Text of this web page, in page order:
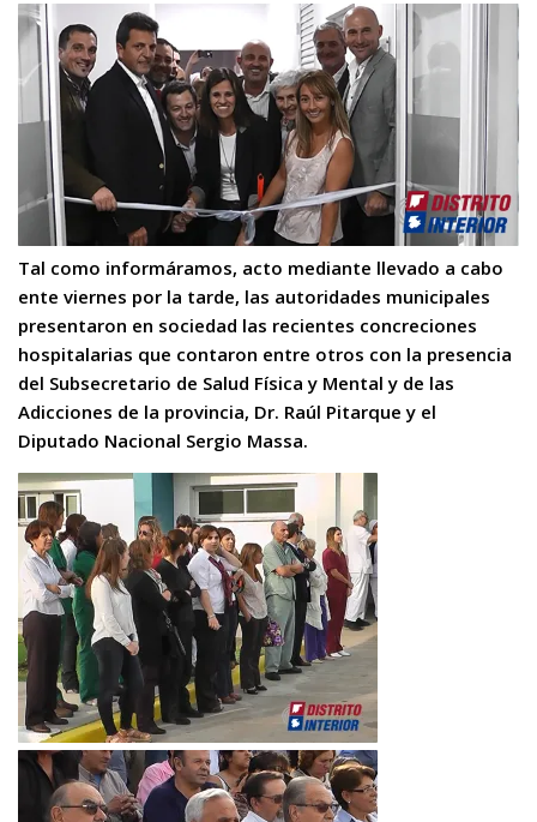
Tal como informáramos, acto mediante llevado a cabo
ente viernes por la tarde, las autoridades municipales
presentaron en sociedad las recientes concreciones
hospitalarias que contaron entre otros con la presencia
del Subsecretario de Salud Física y Mental y de las
Adicciones de la provincia, Dr. Raúl Pitarque y el
Diputado Nacional Sergio Massa.